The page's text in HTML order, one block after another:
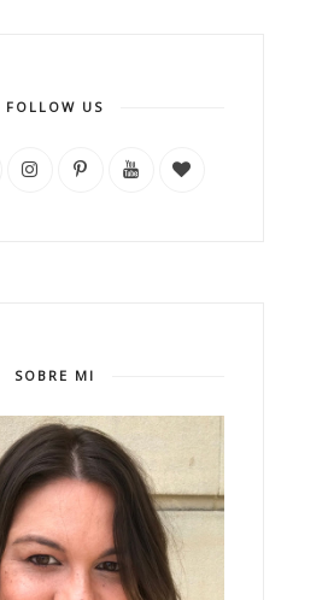
FOLLOW US
SOBRE MI